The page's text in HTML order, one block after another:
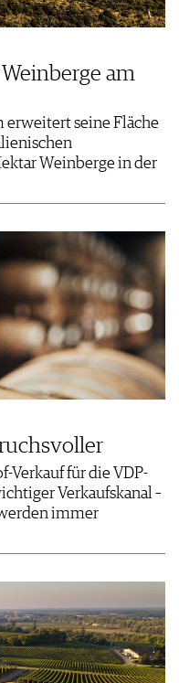
am
seine Fläche
Weinberge in der
Verkauf für die VDP-
Verkaufskanal –
immer